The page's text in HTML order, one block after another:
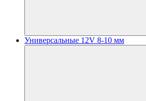
Универсальные 12V 8-10 мм